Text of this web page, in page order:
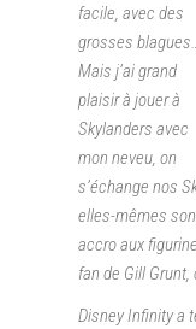
facile, avec des
grosses
Mais j’ai grand
plaisir à jouer à
Skylanders avec
mon neveu, on
s’échange nos
elles-mêmes
accro aux
fan de Gill Grunt,
Disney Infinity a